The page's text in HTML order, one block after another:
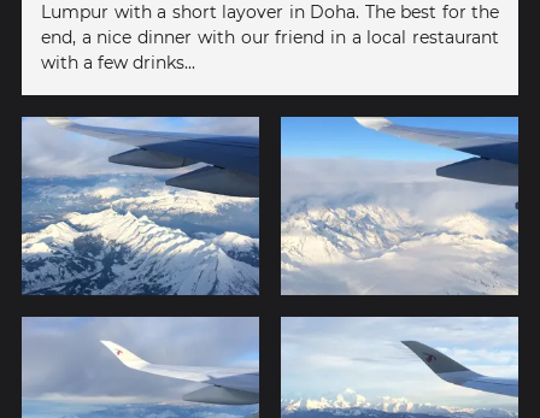
Lumpur with a short layover in Doha. The best for the
end, a nice dinner with our friend in a local restaurant
with a few drinks...